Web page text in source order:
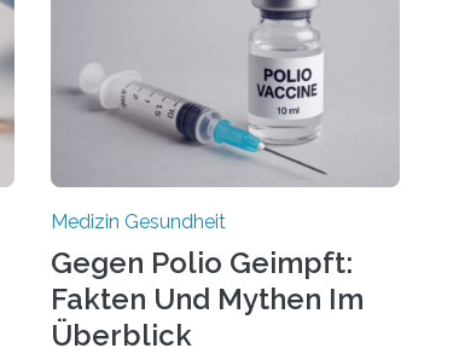
Medizin Gesundheit
Gegen Polio Geimpft:
Fakten Und Mythen Im
Überblick